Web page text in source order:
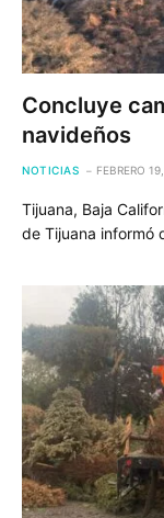
Concluye
navideños
NOTICIAS FEBRERO
Tijuana, Baja
de Tijuana informó